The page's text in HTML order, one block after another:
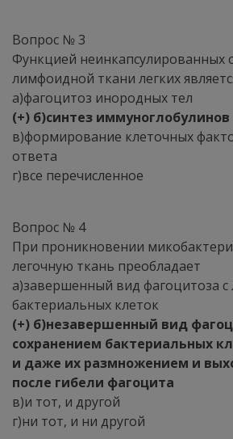
Вопрос № 3
Функцией неинкапсулированных
лимфоидной ткани легких
а)фагоцитоз инородных тел
(+) б)синтез иммуноглобулинов
в)формирование клеточных
ответа
г)все перечисленное
Вопрос № 4
При проникновении
легочную ткань преобладает
а)завершенный вид фагоцитоза с
бактериальных клеток
(+) б)незавершенный вид
сохранением бактериальных
и даже их размножением и
после гибели фагоцита
в)и тот, и другой
г)ни тот, и ни другой